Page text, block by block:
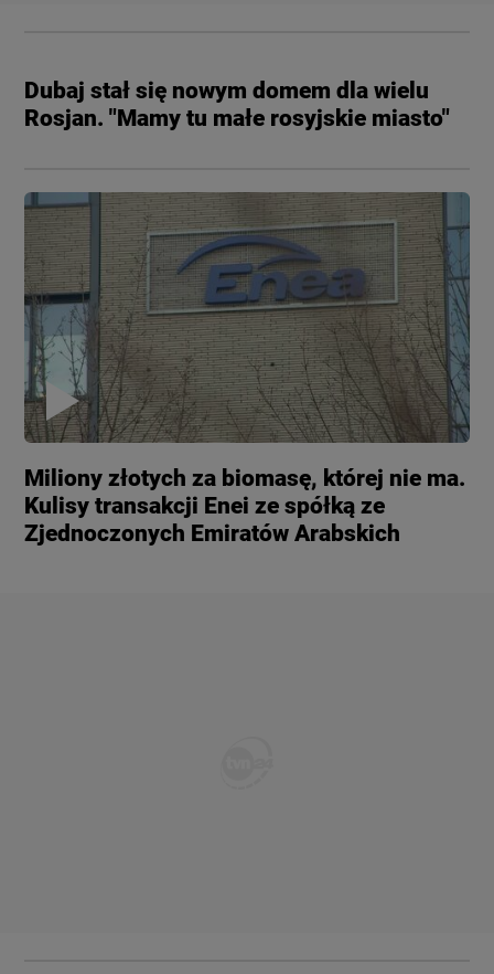
Dubaj stał się nowym domem dla wielu
Rosjan. "Mamy tu małe rosyjskie miasto"
Miliony złotych za biomasę, której nie ma.
Kulisy transakcji Enei ze spółką ze
Zjednoczonych Emiratów Arabskich